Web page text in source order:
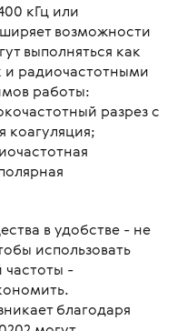
кГц или
возможности
выполняться как
и радиочастотными
работы:
разрез с
коагуляция;
в удобстве - не
использовать
частоты -
благодаря